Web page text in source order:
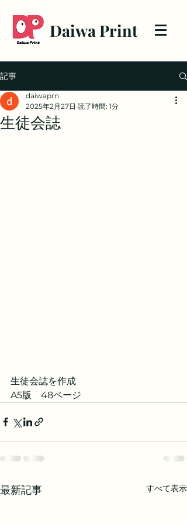
Daiwa Print
記事
生徒会誌
daiwaprn
2025年2月27日 読了時間: 1分
生徒会誌を作成
A5版　48ページ
最新記事 すべて表示